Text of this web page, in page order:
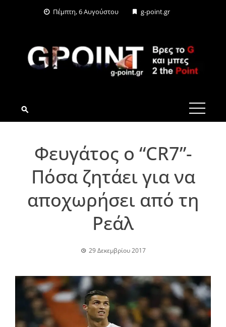
Πέμπτη, 6 Αυγούστου g-point.gr
G-POINT.GR
Φευγάτος ο “CR7”-
Πόσα ζητάει για να
αποχωρήσει από τη
Ρεάλ
29 Δεκεμβρίου 2017